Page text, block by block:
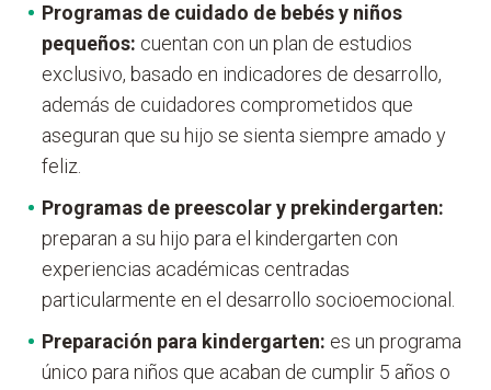
Programas de cuidado de bebés y niños
pequeños: cuentan con un plan de estudios
exclusivo, basado en indicadores de desarrollo,
además de cuidadores comprometidos que
aseguran que su hijo se sienta siempre amado y
feliz.
Programas de preescolar y prekindergarten:
preparan a su hijo para el kindergarten con
experiencias académicas centradas
particularmente en el desarrollo socioemocional.
Preparación para kindergarten: es un programa
único para niños que acaban de cumplir 5 años o